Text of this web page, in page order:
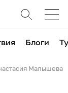
Блоги
Малышева